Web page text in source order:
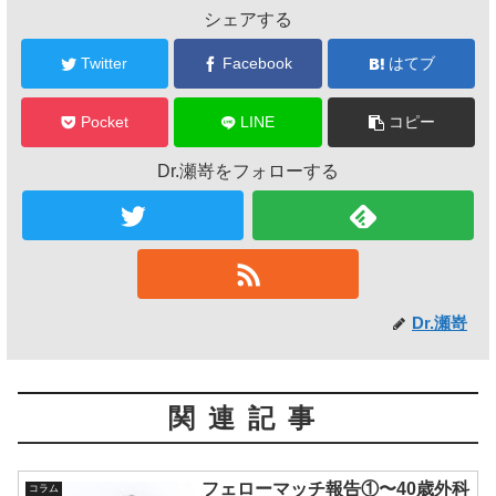
シェアする
Twitter Facebook はてブ
Pocket LINE コピー
Dr.瀬嵜をフォローする
Dr.瀬嵜
関連記事
コラム フェローマッチ報告①〜40歳外科